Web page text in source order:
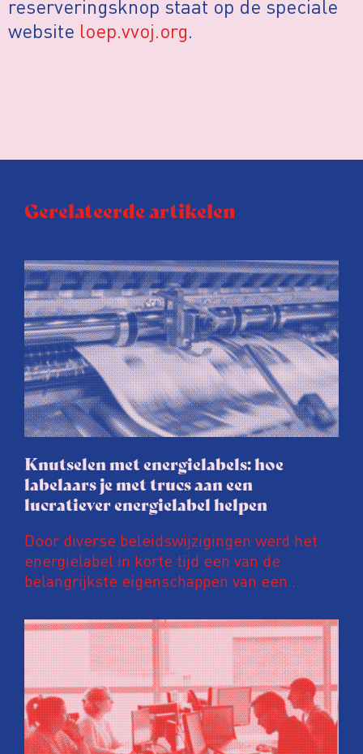
reserveringsknop staat op de speciale
website loep.vvoj.org.
Gerelateerde artikelen
Knutselen met energielabels: hoe
labelaars je met trucs aan een
lucratiever energielabel helpen
Door diverse beleidswijzigingen werd het
energielabel in korte tijd een van de
belangrijkste eigenschappen van een
prijs van een huis en huurinkomsten met
tienduizenden euro’s opschroeven. Daar
wordt door energielabelaars en
vastgoedpartijen gretig op ingespeeld, blijkt
uit onderzoek van het FD. Tienduizenden
labels vallen op dubieuze wijze nét in een
groenere labelletter.